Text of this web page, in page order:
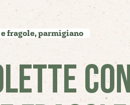
fragole, parmigiano